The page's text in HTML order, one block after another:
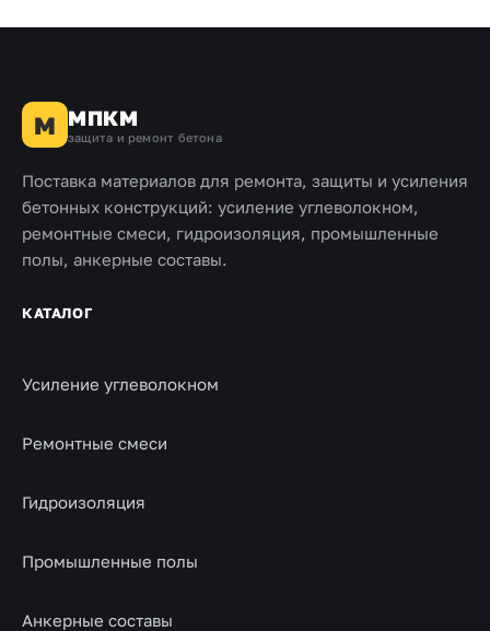
М МПКМ
защита и ремонт бетона
Поставка материалов для ремонта, защиты и усиления
бетонных конструкций: усиление углеволокном,
ремонтные смеси, гидроизоляция, промышленные
полы, анкерные составы.
КАТАЛОГ
Усиление углеволокном
Ремонтные смеси
Гидроизоляция
Промышленные полы
Анкерные составы